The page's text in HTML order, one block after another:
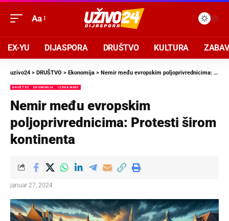
Aa
EX-YU DIJASPORA DRUŠTVO KULTURA
uzivo24 > DRUŠTVO > Ekonomija > Nemir među evropskim poljoprivrednicima: Protesti širom kontinenta
DRUŠTVO EKONOMIJA IZDVAJAMO
Nemir među evropskim
poljoprivrednicima: Protesti širom
kontinenta
januar 27, 2024